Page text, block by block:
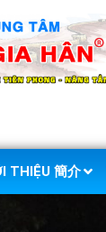
THIỆU 簡介